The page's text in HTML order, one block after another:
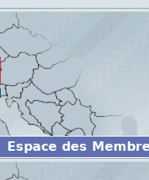
Espace des